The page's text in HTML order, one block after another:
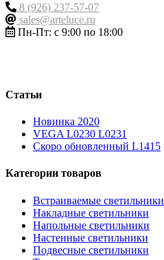
8 (926) 237-57-07
sales@arteluce.ru
Пн-Пт: с 9:00 по 18:00
Статьи
Новинка 2020
VEGA L0230 L0231
Скоро обновленный L1415
Категории товаров
Встраиваемые светильники
Накладные светильники
Напольные светильники
Настенные светильники
Подвесные светильники